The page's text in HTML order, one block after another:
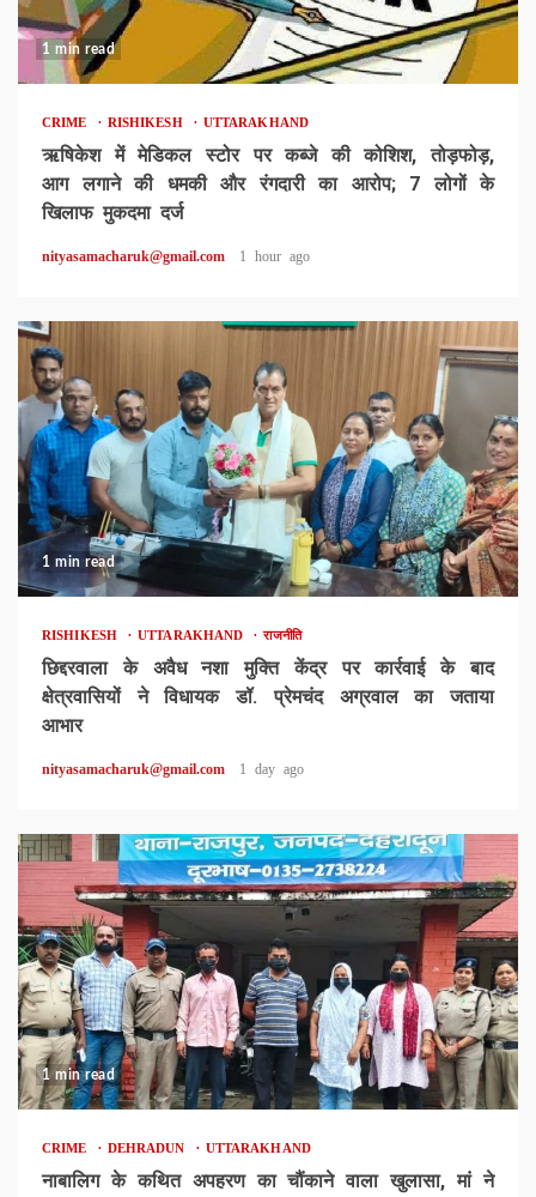
1 min read
CRIME RISHIKESH UTTARAKHAND
ऋषिकेश में मेडिकल स्टोर पर कब्जे की कोशिश, तोड़फोड़,
आग लगाने की धमकी और रंगदारी का आरोप; 7 लोगों के
खिलाफ मुकदमा दर्ज
nityasamacharuk@gmail.com 1 hour ago
1 min read
RISHIKESH UTTARAKHAND राजनीति
छिद्दरवाला के अवैध नशा मुक्ति केंद्र पर कार्रवाई के बाद
क्षेत्रवासियों ने विधायक डॉ. प्रेमचंद अग्रवाल का जताया
आभार
nityasamacharuk@gmail.com 1 day ago
1 min read
CRIME DEHRADUN UTTARAKHAND
नाबालिग के कथित अपहरण का चौंकाने वाला खुलासा, मां ने